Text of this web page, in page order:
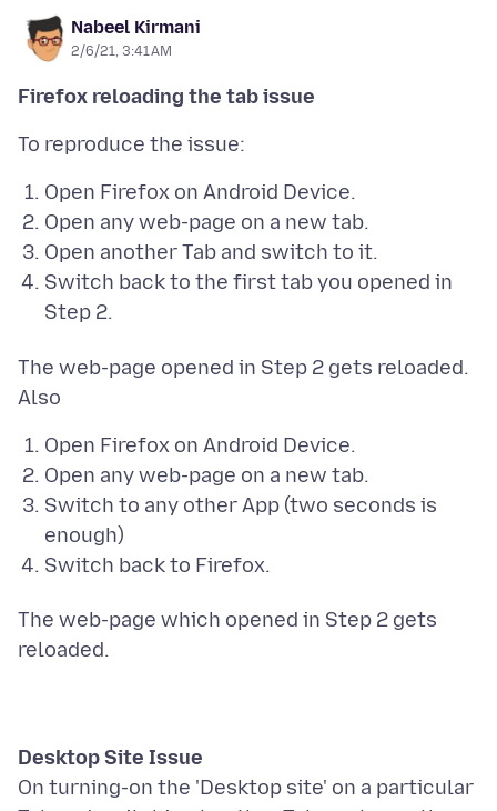
Nabeel Kirmani
2/6/21, 3:41 AM
Firefox reloading the tab issue
Open Firefox on Android Device.
Open any web-page on a new tab.
Open another Tab and switch to it.
Switch back to the first tab you opened in
Step 2.
The web-page opened in Step 2 gets reloaded.
Open Firefox on Android Device.
Open any web-page on a new tab.
Switch to any other App (two seconds is
enough)
Switch back to Firefox.
The web-page which opened in Step 2 gets
Desktop Site Issue
On turning-on the 'Desktop site' on a particular